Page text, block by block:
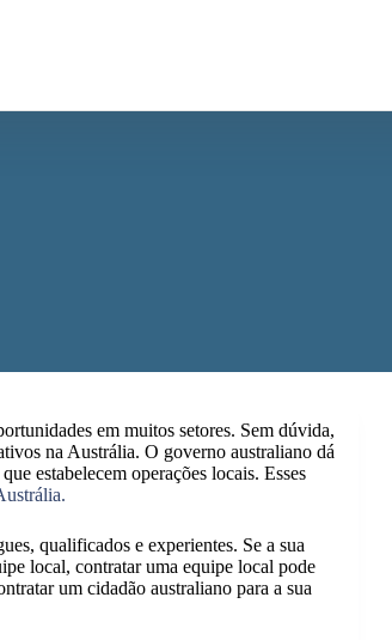
em muitos setores. Sem dúvida,
na Austrália. O governo australiano dá
estabelecem operações locais. Esses
qualificados e experientes. Se a sua
local, contratar uma equipe local pode
um cidadão australiano para a sua